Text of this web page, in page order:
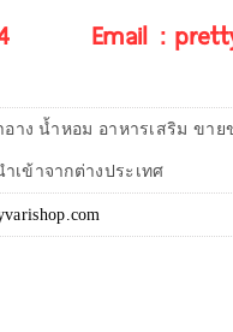
Email :
อาง น้ำหอม อาหารเสริม ขา
เข้าจากต่างประเทศ